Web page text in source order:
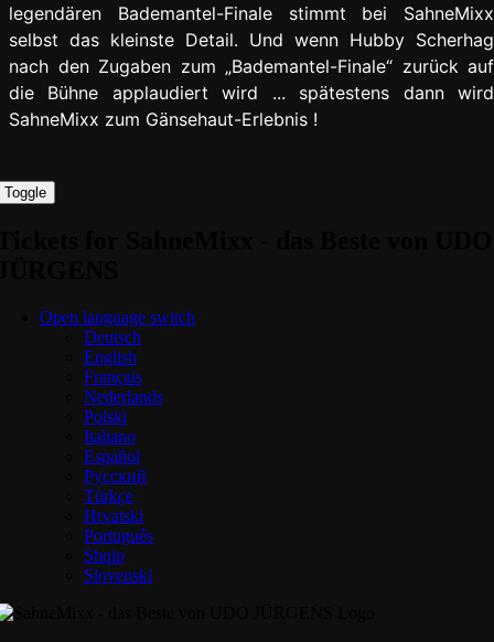
legendären Bademantel-Finale stimmt bei SahneMixx
selbst das kleinste Detail. Und wenn Hubby Scherhag
nach den Zugaben zum „Bademantel-Finale“ zurück auf
die Bühne applaudiert wird ... spätestens dann wird
SahneMixx zum Gänsehaut-Erlebnis !